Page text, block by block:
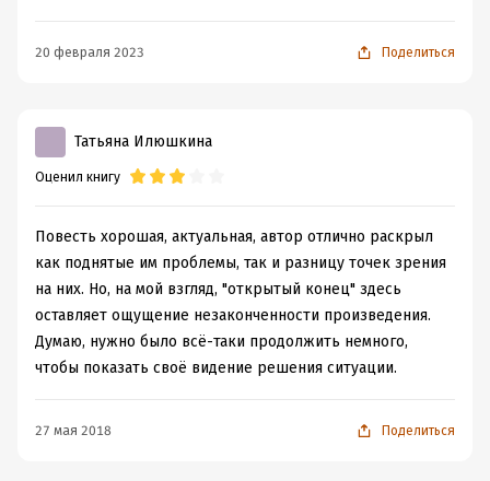
20 февраля 2023 Поделиться
Татьяна Илюшкина
Оценил книгу
Повесть хорошая, актуальная, автор отлично раскрыл
как поднятые им проблемы, так и разницу точек зрения
на них. Но, на мой взгляд, "открытый конец" здесь
оставляет ощущение незаконченности произведения.
Думаю, нужно было всё-таки продолжить немного,
чтобы показать своё видение решения ситуации.
27 мая 2018 Поделиться